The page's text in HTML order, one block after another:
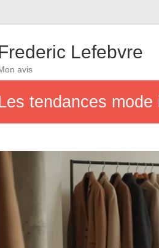
Lefebvre
avis
tendances